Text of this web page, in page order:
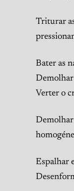
Triturar
Bater as
Demolhar
Verter o
Demolhar
Espalhar